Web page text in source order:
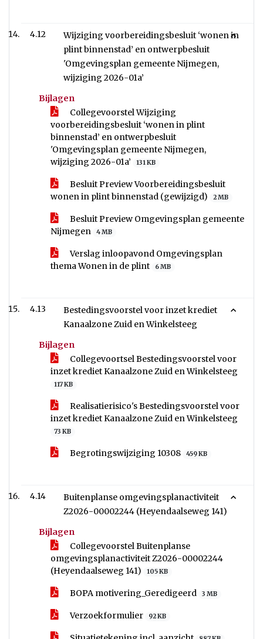
4.12
Wijziging voorbereidingsbesluit ‘wonen in
plint binnenstad’ en ontwerpbesluit
'Omgevingsplan gemeente Nijmegen,
wijziging 2026-01a’
Bijlagen
Collegevoorstel Wijziging
voorbereidingsbesluit ‘wonen in plint
binnenstad’ en ontwerpbesluit
'Omgevingsplan gemeente Nijmegen,
wijziging 2026-01a’
131 KB
Besluit Preview Voorbereidingsbesluit
wonen in plint binnenstad (gewijzigd)
2 MB
Besluit Preview Omgevingsplan gemeente
Nijmegen
4 MB
Verslag inloopavond Omgevingsplan
thema Wonen in de plint
6 MB
4.13
Bestedingsvoorstel voor inzet krediet
Kanaalzone Zuid en Winkelsteeg
Bijlagen
Collegevoortsel Bestedingsvoorstel voor
inzet krediet Kanaalzone Zuid en Winkelsteeg
117 KB
Realisatierisico's Bestedingsvoorstel voor
inzet krediet Kanaalzone Zuid en Winkelsteeg
73 KB
Begrotingswijziging 10308 459 KB
4.14
Buitenplanse omgevingsplanactiviteit
Z2026-00002244 (Heyendaalseweg 141)
Bijlagen
Collegevoorstel Buitenplanse
omgevingsplanactiviteit Z2026-00002244
(Heyendaalseweg 141)
105 KB
BOPA motivering_Geredigeerd 3 MB
Verzoekformulier 92 KB